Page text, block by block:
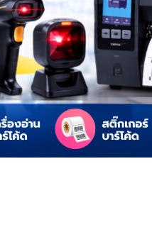
อย่างไร? ทำไมหลายธุรกิจ
ต้องใช้ร่วมกัน
ใช้ Excel คุมสต็อก กับใช้
WMS ต่างกันอย่างไร?
แบบไหนเหมาะกับธุรกิจที่
กำลังเติบโต
ขั้นตอนการทำงานของ
WMS ตั้งแต่รับสินค้า จัด
เก็บ หยิบ แพ็ก จนถึงจัดส่ง